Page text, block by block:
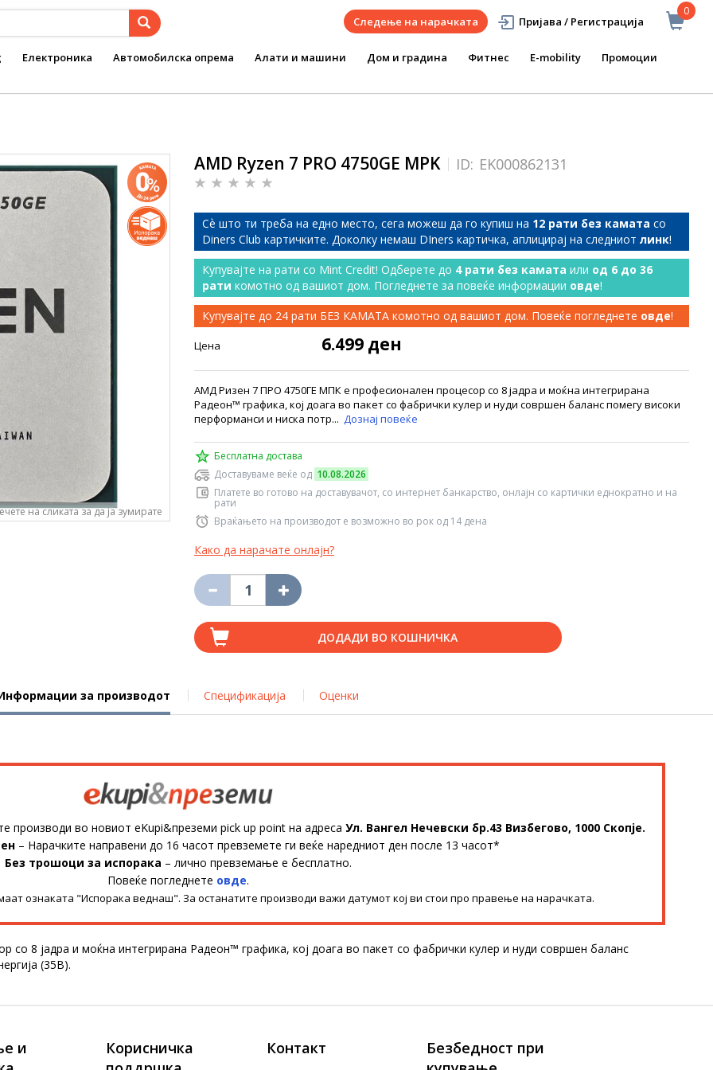
0
Следење на нарачката Пријава / Регистрација
Електроника Автомобилска опрема Алати и машини Дом и градина Фитнес E-mobility Промоции
на сликата за да ја зумирате
AMD Ryzen 7 PRO 4750GE MPK ID: EK000862131
Сѐ што ти треба на едно место, сега можеш да го купиш на 12 рати без камата со
Diners Club картичките. Доколку немаш DIners картичка, аплицирај на следниот линк!
Купувајте на рати со Mint Credit! Одберете до 4 рати без камата или од 6 до 36
рати комотно од вашиот дом. Погледнете за повеќе информации овде!
Купувајте до 24 рати БЕЗ КАМАТА комотно од вашиот дом. Повеќе погледнете овде!
Цена 6.499 ден
АМД Ризен 7 ПРО 4750ГЕ МПК е професионален процесор со 8 јадра и моќна интегрирана
Радеон™ графика, кој доага во пакет со фабрички кулер и нуди совршен баланс помегу високи
перформанси и ниска потр... Дознај повеќе
Бесплатна достава
Доставуваме веќе од 10.08.2026
Платете во готово на доставувачот, со интернет банкарство, онлајн со картички еднократно и на
рати
Враќањето на производот е возможно во рок од 14 дена
Како да нарачате онлајн?
ДОДАДИ ВО КОШНИЧКА
за производот Спецификација Оценки
производи во новиот eKupi&преземи pick up point на адреса Ул. Вангел Нечевски бр.43 Визбегово, 1000 Скопје.
– Нарачките направени до 16 часот превземете ги веќе наредниот ден после 13 часот*
Без трошоци за испорака – лично превземање е бесплатно.
Повеќе погледнете овде.
ознаката "Испорака веднаш". За останатите производи важи датумот кој ви стои про правење на нарачката.
8 јадра и моќна интегрирана Радеон™ графика, кој доага во пакет со фабрички кулер и нуди совршен баланс
(35В).
и
Корисничка
Контакт
Безбедност при